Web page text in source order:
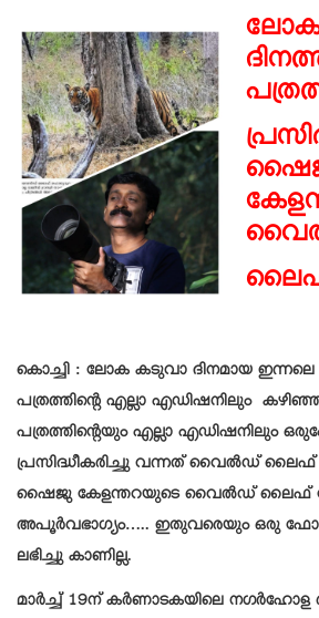
കൊച്ചി : ലോക കടുവാ ദിനമായ
പത്രത്തിന്റെ എല്ലാ എഡിഷനിലും
പത്രത്തിന്റെയും എല്ലാ എഡിഷനിലും
പ്രസിദ്ധീകരിച്ചു വന്നത് വൈൽഡ്
ഷൈജു കേളന്തറയുടെ വൈൽഡ് ലൈഫ്
അപൂർവഭാഗ്യം….. ഇതുവരെയും ഒരു
ലഭിച്ചു കാണില്ല.
മാർച്ച് 19ന് കർണാടകയിലെ നഗർഹോള